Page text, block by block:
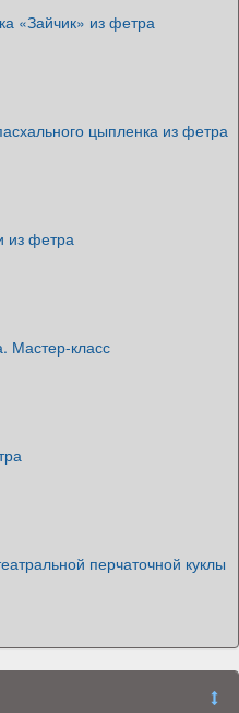
«Зайчик» из фетра
цыпленка из фетра
из фетра
Мастер-класс
перчаточной куклы